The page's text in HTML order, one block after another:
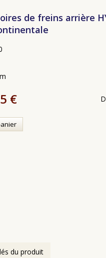
de freins arrière
€
du produit